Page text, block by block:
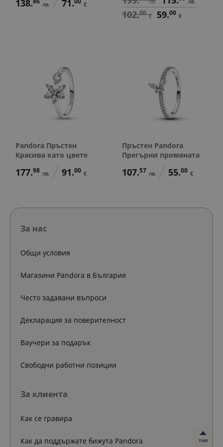
138. лв. 71. €
102.00 € 59.00 €
Pandora Пръстен
Красива като цвете
177.98 лв. 91.00 €
Пръстен Pandora
Прегърни промяната
107.57 лв. 55.00 €
топ
За нас
Общи условия
Магазини Pandora в България
Често задавани въпроси
Декларация за поверителност
Ваучери за подарък
Свободни работни позиции
За клиента
Как се гравира
Как да поддържате бижута Pandora